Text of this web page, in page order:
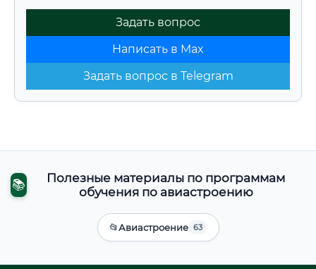
Задать вопрос
Написать в Max
Задать вопрос в Telegram
📚
Полезные материалы по программам
обучения по авиастроению
📂Авиастроение 63